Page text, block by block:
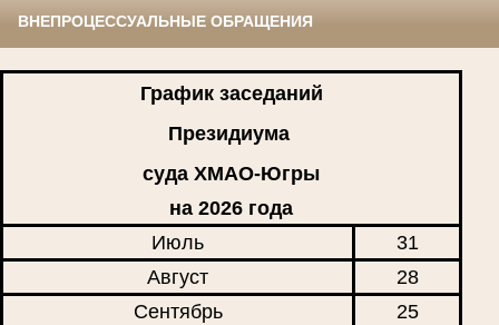
ВНЕПРОЦЕССУАЛЬНЫЕ ОБРАЩЕНИЯ
График заседаний
Президиума
суда ХМАО-Югры
на 2026 года
Июль
31
Август
28
Сентябрь
25